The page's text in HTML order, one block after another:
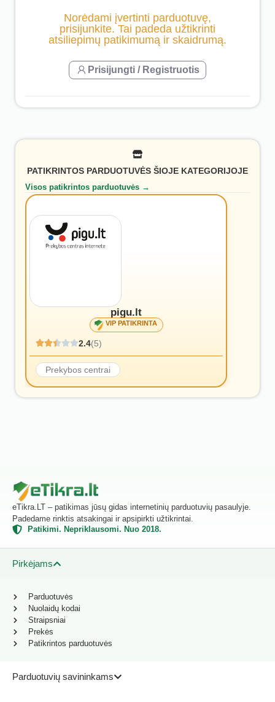
Norėdami įvertinti parduotuvę,
prisijunkite. Tai padeda užtikrinti
atsiliepimų patikimumą ir skaidrumą.
Prisijungti / Registruotis
PATIKRINTOS PARDUOTUVĖS ŠIOJE KATEGORIJOJE
Visos patikrintos parduotuvės →
pigu.lt
VIP PATIKRINTA
2.4(5)
Prekybos centrai
eTikra.LT – patikimas jūsų gidas internetinių parduotuvių pasaulyje.
Padedame rinktis atsakingai ir apsipirkti užtikrintai.
Patikimi. Nepriklausomi. Nuo 2018.
Pirkėjams
Parduotuvių savininkams
Parduotuvės
Nuolaidų kodai
Straipsniai
Prekės
Patikrintos parduotuvės